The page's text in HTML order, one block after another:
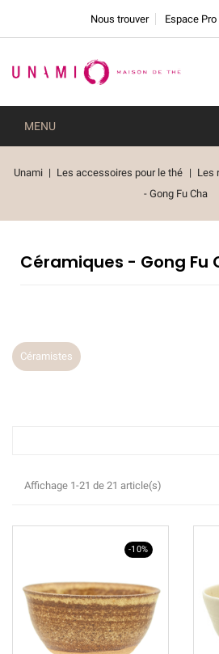
Nous trouver Espace Pro
MENU
Unami Les accessoires pour le thé Les
- Gong Fu Cha
Céramiques - Gong Fu
Céramistes
Affichage 1-21 de 21 article(s)
-10%